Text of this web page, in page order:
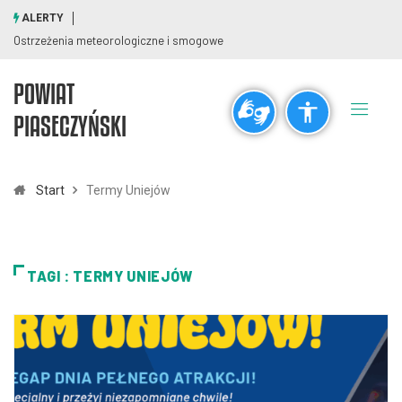
visibility_off title
Pomniejsz
Czcionki
remove_circle_outline
ALERTY
Ostrzeżenia meteorologiczne i smogowe
POWIAT
PIASECZYŃSKI
Start Termy Uniejów
TAGI : TERMY UNIEJÓW